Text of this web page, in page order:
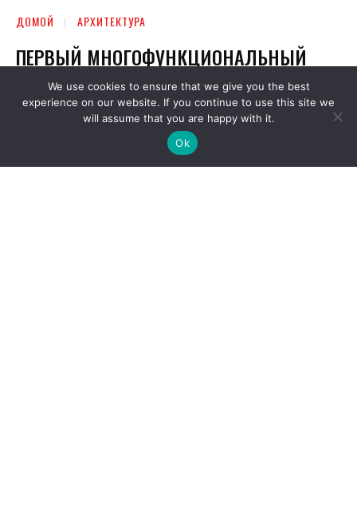
We use cookies to ensure that we give you the best
experience on our website. If you continue to use this site we
will assume that you are happy with it.
Ok